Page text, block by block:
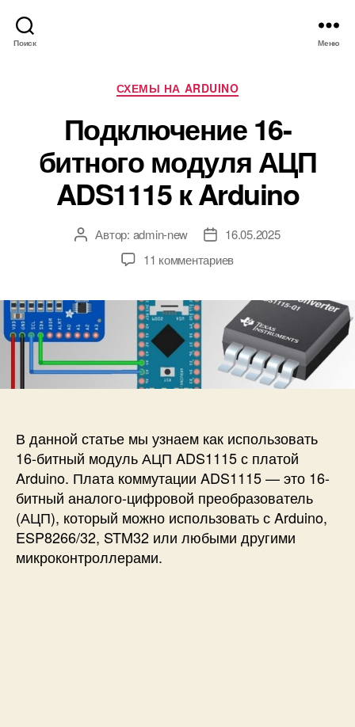
Поиск Меню
Р
у
б
р
и
к
и
СХЕМЫ НА ARDUINO
Подключение 16-
битного модуля АЦП
ADS1115 к Arduino
А
р
з
а
п
и
с
Автор: admin-new
Д
т
з
16.05.2025
11 комментариевк
п
и
с
и
П
к
л
ю
ч
е
н
и
В данной статье мы узнаем как использовать
16-битный модуль АЦП ADS1115 с платой
Arduino. Плата коммутации ADS1115 — это 16-
битный аналого-цифровой преобразователь
(АЦП), который можно использовать с Arduino,
ESP8266/32, STM32 или любыми другими
микроконтроллерами.